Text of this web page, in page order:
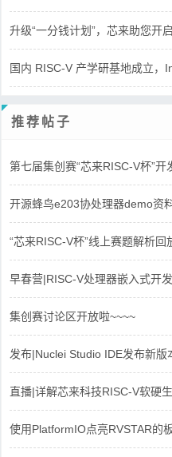
升级“一分钱计划”，芯来助您开
国内 RISC-V 产学研基地成立，
推荐帖子
第七届集创赛“芯来RISC-V杯”开
开源蜂鸟e203协处理器demo资
“芯来RISC-V杯”线上赛题解析回
早春营|RISC-V处理器嵌入式开发
集创赛讨论区开放啦~~~~
发布|Nuclei Studio IDE发布新版
直播|详解芯来科技RISC-V软硬
使用PlatformIO点亮RVSTAR的